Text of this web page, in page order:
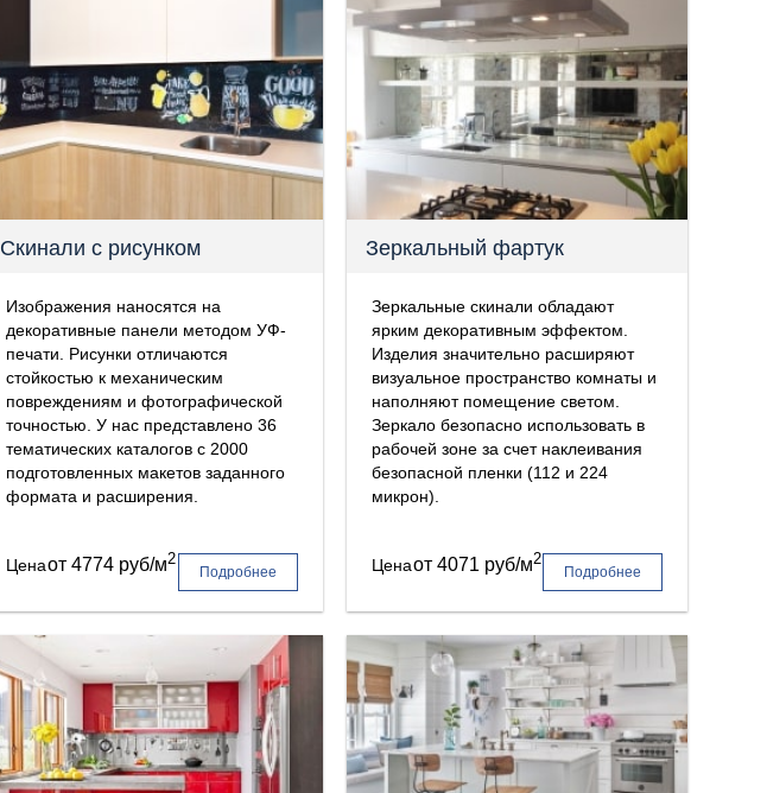
Скинали с рисунком
Изображения наносятся на
декоративные панели методом УФ-
печати. Рисунки отличаются
стойкостью к механическим
повреждениям и фотографической
точностью. У нас представлено 36
тематических каталогов с 2000
подготовленных макетов заданного
формата и расширения.
Ценаот4774 руб/м2
Подробнее
Зеркальный фартук
Зеркальные скинали обладают
ярким декоративным эффектом.
Изделия значительно расширяют
визуальное пространство комнаты и
наполняют помещение светом.
Зеркало безопасно использовать в
рабочей зоне за счет наклеивания
безопасной пленки (112 и 224
микрон).
Ценаот 4071 руб/м2
Подробнее